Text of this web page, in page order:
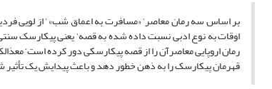
بر اساس سه رمان معاصر‘ «مسافرت به اعماق شب» ‘ از لویی
اوقات به نوع ادبی نسبت داده شده به قصه‘ یعنی پیکارسک
رمان اروپایی معاصرآن را از قصه پیکارسکی دور کرده است‘
قهرمان پیکارسک را به ذهن خطور دهد و باعث پیدایش یک